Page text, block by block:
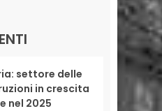
settore delle
in crescita
nel 2025